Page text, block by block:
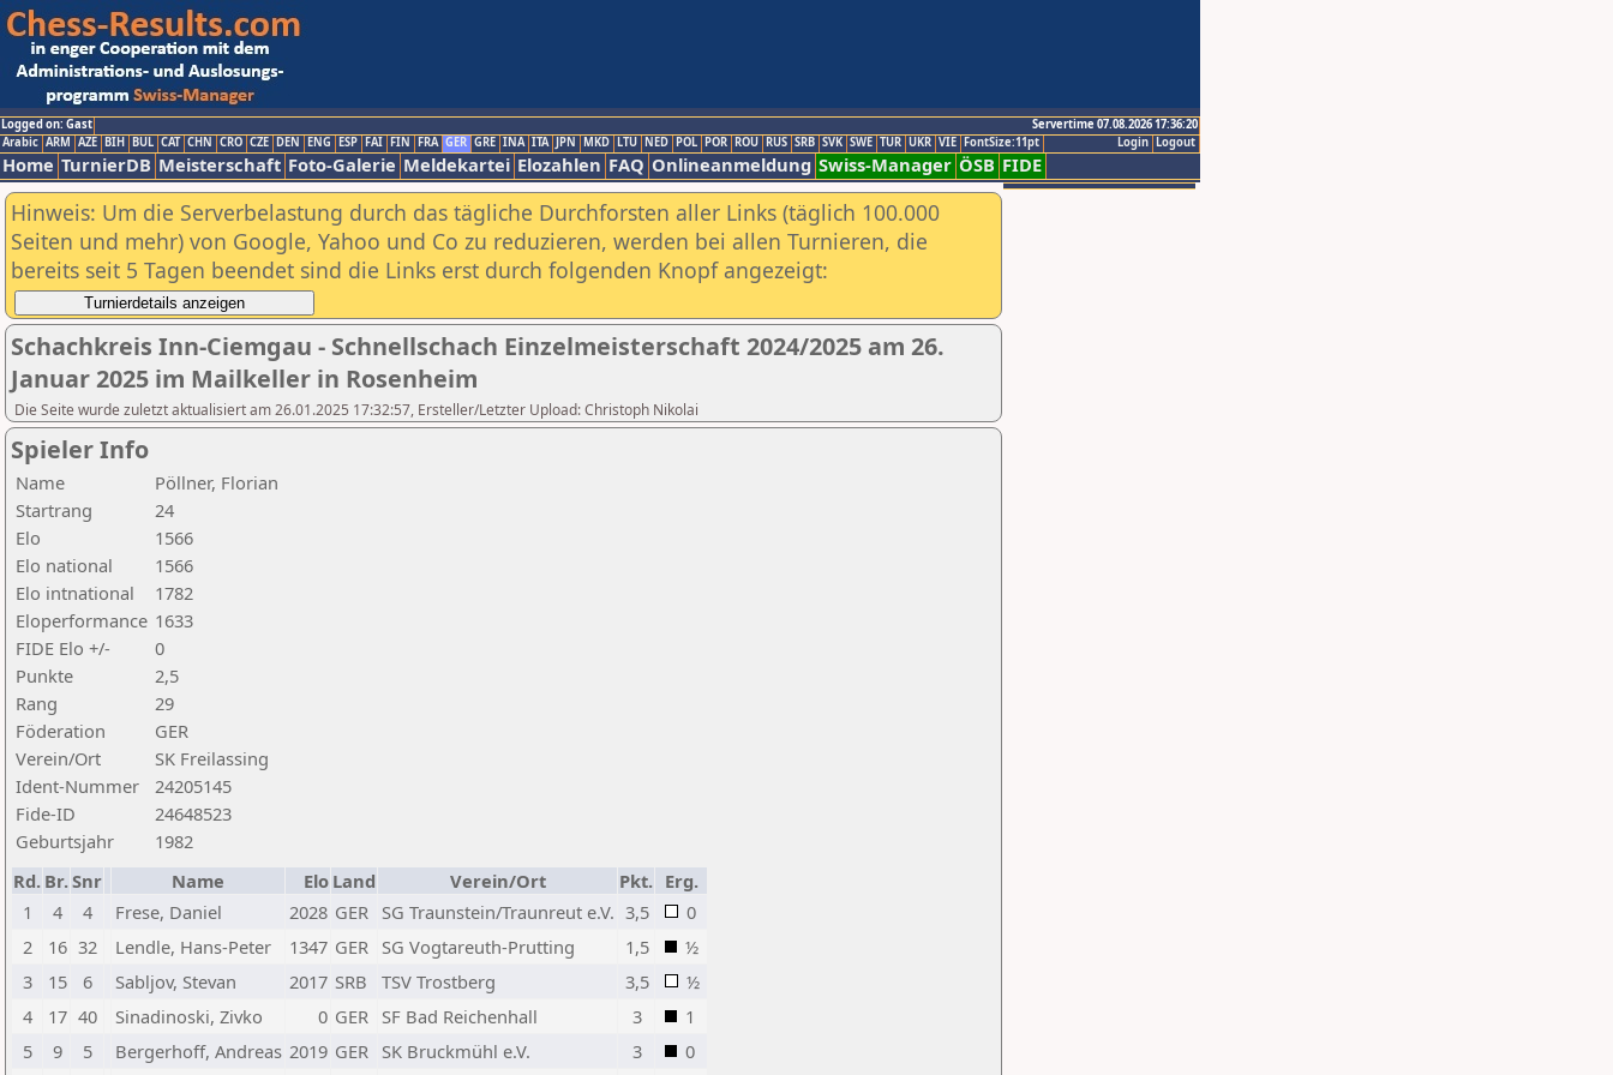
Logged on: Gast
Servertime 07.08.2026 17:36:20
Logout
Login
Arabic ARM AZE BIH BUL CAT CHN CRO CZE DEN ENG ESP FAI FIN FRA GER GRE INA ITA JPN MKD LTU NED POL POR ROU RUS SRB SVK SWE TUR UKR VIE FontSize:11pt
Home TurnierDB Meisterschaft Foto-Galerie Meldekartei Elozahlen FAQ Onlineanmeldung Swiss-Manager ÖSB FIDE
Hinweis: Um die Serverbelastung durch das tägliche Durchforsten aller Links (täglich 100.000
Seiten und mehr) von Google, Yahoo und Co zu reduzieren, werden bei allen Turnieren, die
bereits seit 5 Tagen beendet sind die Links erst durch folgenden Knopf angezeigt:
Schachkreis Inn-Ciemgau - Schnellschach Einzelmeisterschaft 2024/2025 am 26.
Januar 2025 im Mailkeller in Rosenheim
Die Seite wurde zuletzt aktualisiert am 26.01.2025 17:32:57, Ersteller/Letzter Upload: Christoph Nikolai
Spieler Info
Name
Pöllner, Florian
Startrang
24
Elo
1566
Elo national
1566
Elo intnational
1782
Eloperformance 1633
FIDE Elo +/-
0
Punkte
2,5
Rang
29
Föderation
GER
Verein/Ort
SK Freilassing
Ident-Nummer
24205145
Fide-ID
24648523
Geburtsjahr
1982
Rd. Br.Snr Name Elo Land Verein/Ort Pkt. Erg.
1
4 4 Frese, Daniel 2028 GER SG Traunstein/Traunreut e.V. 3,5
0
2
16 32 Lendle, Hans-Peter 1347 GER SG Vogtareuth-Prutting 1,5
½
3
15 6 Sabljov, Stevan 2017 SRB TSV Trostberg 3,5
½
4
17 40 Sinadinoski, Zivko 0 GER SF Bad Reichenhall 3
1
5
9 5 Bergerhoff, Andreas 2019 GER SK Bruckmühl e.V. 3
0